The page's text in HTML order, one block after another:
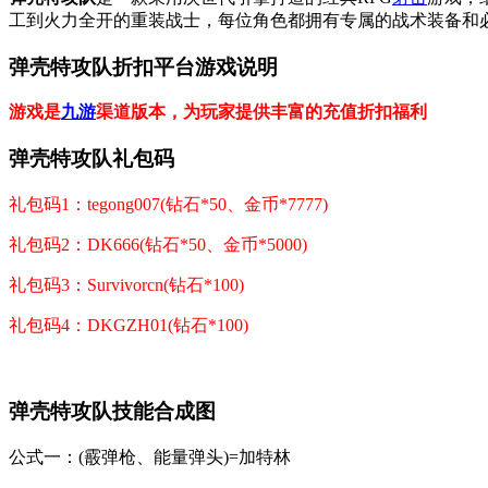
工到火力全开的重装战士，每位角色都拥有专属的战术装备和
弹壳特攻队折扣平台游戏说明
游戏是九游渠道版本，为玩家提供丰富的充值折扣福利
弹壳特攻队礼包码
礼包码1：tegong007(钻石*50、金币*7777)
礼包码2：DK666(钻石*50、金币*5000)
礼包码3：Survivorcn(钻石*100)
礼包码4：DKGZH01(钻石*100)
弹壳特攻队技能合成图
公式一：(霰弹枪、能量弹头)=加特林